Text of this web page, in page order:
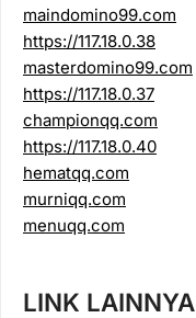
maindomino99.com
https://117.18.0.38
masterdomino99.com
https://117.18.0.37
championqq.com
https://117.18.0.40
hematqq.com
murniqq.com
menuqq.com
LINK LAINNYA